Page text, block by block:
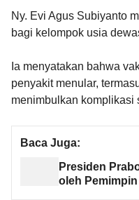
Ny. Evi Agus Subiyanto
bagi kelompok usia
Ia menyatakan bahwa
penyakit menular,
menimbulkan komplikasi
Baca Juga:
Presiden
oleh